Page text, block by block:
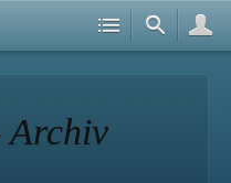
Archiv